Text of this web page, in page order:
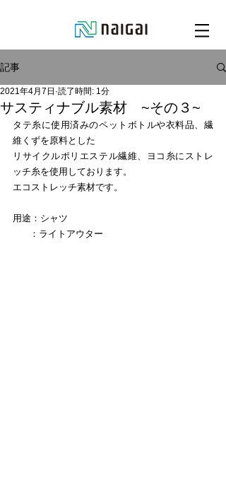
記事
サスティナブル素材 ~その３~
2021年4月7日 読了時間: 1分
タテ糸に使用済みのペットボトルや衣料品、繊
維くずを原料とした
リサイクルポリエステル繊維、ヨコ糸にストレ
ッチ糸を使用しております。
エコストレッチ素材です。
用途：シャツ
      ：ライトアウター